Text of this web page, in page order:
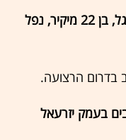
16:33 - הותר לפרסום: סמ"ר איתי פוגל, בן 22 מיקיר, נפל